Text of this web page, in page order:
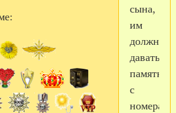
сына,
им
должны
давать
памятки
с